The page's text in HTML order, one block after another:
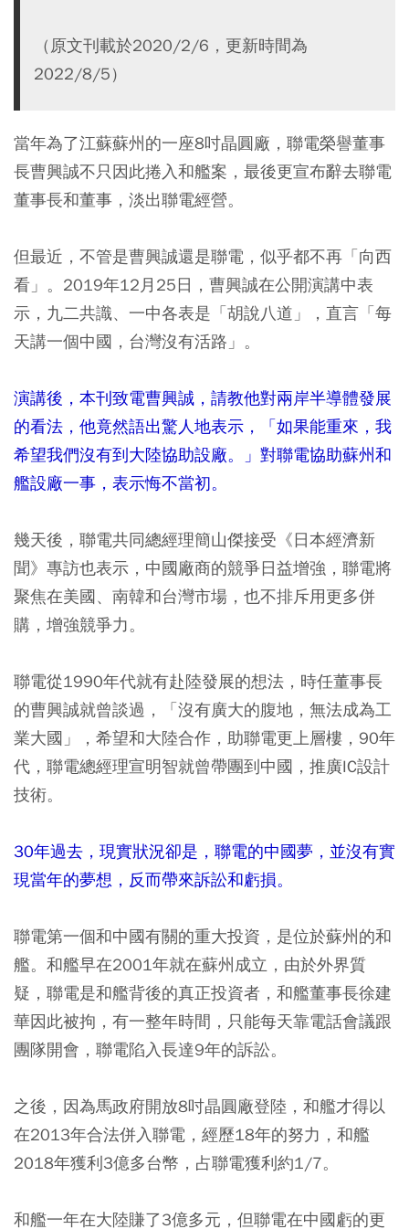
（原文刊載於2020/2/6，更新時間為
2022/8/5）
當年為了江蘇蘇州的一座8吋晶圓廠，聯電榮譽董事
長曹興誠不只因此捲入和艦案，最後更宣布辭去聯電
董事長和董事，淡出聯電經營。
但最近，不管是曹興誠還是聯電，似乎都不再「向西
看」。2019年12月25日，曹興誠在公開演講中表
示，九二共識、一中各表是「胡說八道」，直言「每
天講一個中國，台灣沒有活路」。
演講後，本刊致電曹興誠，請教他對兩岸半導體發展
的看法，他竟然語出驚人地表示，「如果能重來，我
希望我們沒有到大陸協助設廠。」對聯電協助蘇州和
艦設廠一事，表示悔不當初。
幾天後，聯電共同總經理簡山傑接受《日本經濟新
聞》專訪也表示，中國廠商的競爭日益增強，聯電將
聚焦在美國、南韓和台灣市場，也不排斥用更多併
購，增強競爭力。
聯電從1990年代就有赴陸發展的想法，時任董事長
的曹興誠就曾談過，「沒有廣大的腹地，無法成為工
業大國」，希望和大陸合作，助聯電更上層樓，90年
代，聯電總經理宣明智就曾帶團到中國，推廣IC設計
技術。
30年過去，現實狀況卻是，聯電的中國夢，並沒有實
現當年的夢想，反而帶來訴訟和虧損。
聯電第一個和中國有關的重大投資，是位於蘇州的和
艦。和艦早在2001年就在蘇州成立，由於外界質
疑，聯電是和艦背後的真正投資者，和艦董事長徐建
華因此被拘，有一整年時間，只能每天靠電話會議跟
團隊開會，聯電陷入長達9年的訴訟。
之後，因為馬政府開放8吋晶圓廠登陸，和艦才得以
在2013年合法併入聯電，經歷18年的努力，和艦
2018年獲利3億多台幣，占聯電獲利約1/7。
和艦一年在大陸賺了3億多元，但聯電在中國虧的更